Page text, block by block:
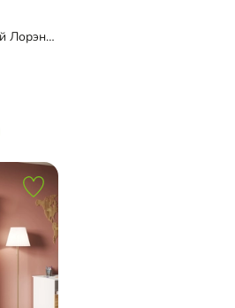
Распашной шкаф угловой Лорэна-800